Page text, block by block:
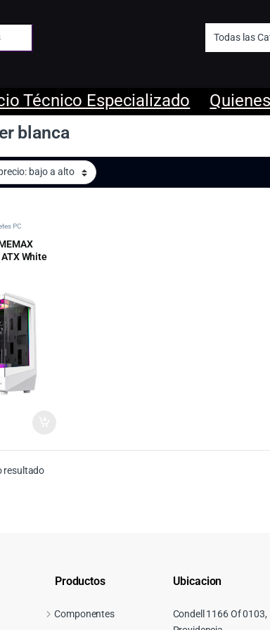
Técnico Especializado
blanca
PC
ATX White
resultado
Productos
Componentes
Ubicacion
Condell 1166 Of 0103,